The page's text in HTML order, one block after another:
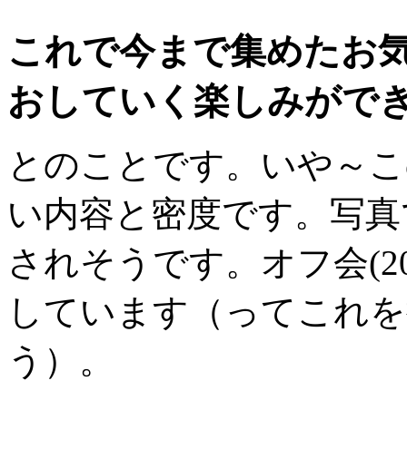
これで今まで集めたお
おしていく楽しみがで
とのことです。いや～
い内容と密度です。写
されそうです。オフ会
しています（ってこれ
う）。